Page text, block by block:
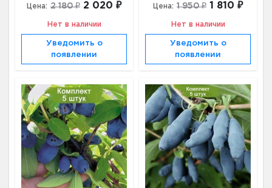
Цена: 2 180 ₽ 2 020 ₽
Нет в наличии
Уведомить о
появлении
Цена: 1 950 ₽ 1 810 ₽
Нет в наличии
Уведомить о
появлении